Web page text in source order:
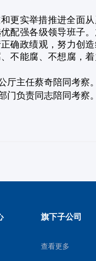
更实举措推进全面
配强各级领导班子
确政绩观，努力创
不能腐、不想腐，
厅主任蔡奇陪同考察。
门负责同志陪同考察。
旗下子公司
查看更多